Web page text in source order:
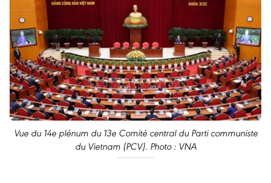
Vue du 14e plénum du 13e Comité central du Parti communiste
du Vietnam (PCV). Photo : VNA